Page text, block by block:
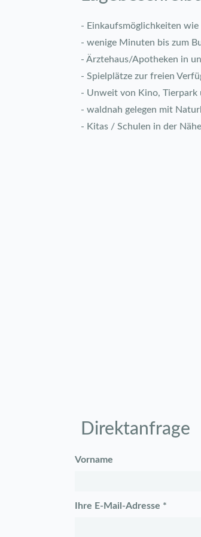
- Einkaufsmöglichkeiten
- wenige Minuten bis zum
- Ärztehaus/Apotheken in
- Spielplätze zur freien
- Unweit von Kino, Tierpark
- waldnah gelegen mit
- Kitas / Schulen in der Nähe
Direktanfrage
Vorname
Ihre E-Mail-Adresse *